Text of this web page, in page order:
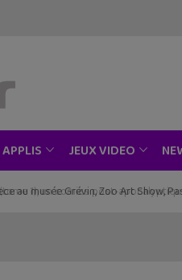
APPLIS JEUX VIDEO
au musée Grévin, Zoo Art Show,